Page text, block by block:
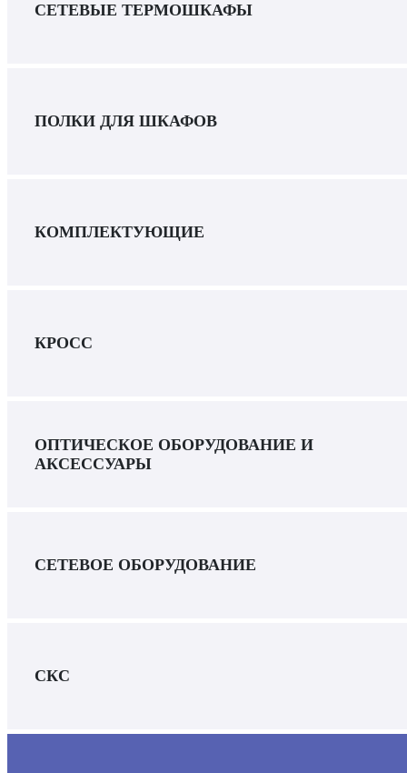
СЕТЕВЫЕ ТЕРМОШКАФЫ
ПОЛКИ ДЛЯ ШКАФОВ
КОМПЛЕКТУЮЩИЕ
КРОСС
ОПТИЧЕСКОЕ ОБОРУДОВАНИЕ И
АКСЕССУАРЫ
СЕТЕВОЕ ОБОРУДОВАНИЕ
СКС